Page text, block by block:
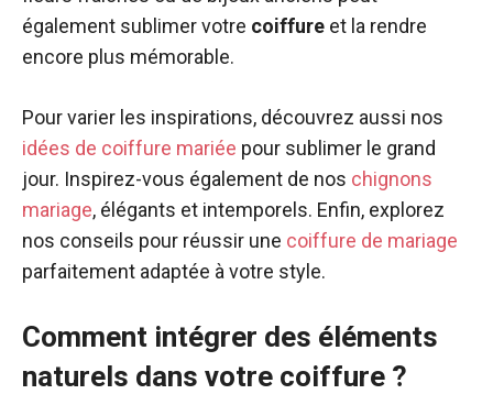
également sublimer votre coiffure et la rendre
encore plus mémorable.
Pour varier les inspirations, découvrez aussi nos
idées de coiffure mariée pour sublimer le grand
jour. Inspirez-vous également de nos chignons
mariage, élégants et intemporels. Enfin, explorez
nos conseils pour réussir une coiffure de mariage
parfaitement adaptée à votre style.
Comment intégrer des éléments
naturels dans votre coiffure ?